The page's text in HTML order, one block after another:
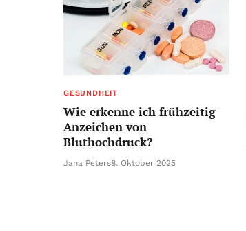
GESUNDHEIT
Wie erkenne ich frühzeitig
Anzeichen von
Bluthochdruck?
Jana Peters8. Oktober 2025